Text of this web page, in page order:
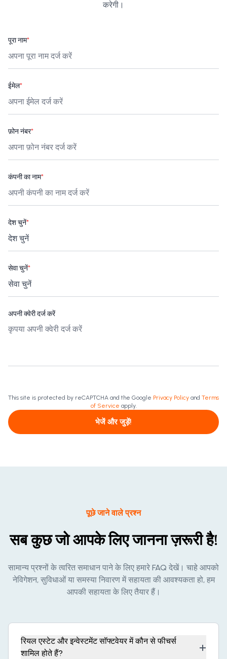
करेगी।
पूरा नाम*
ईमेल*
फ़ोन नंबर*
कंपनी का नाम*
देश चुनें*
सेवा चुनें*
अपनी क्वेरी दर्ज करें
This site is protected by reCAPTCHA and the Google Privacy Policy and Terms
of Service apply.
भेजें और जुड़ें!
पूछे जाने वाले प्रश्न
सब कुछ जो आपके लिए जानना ज़रूरी है!
सामान्य प्रश्नों के त्वरित समाधान पाने के लिए हमारे FAQ देखें। चाहे आपको
नेविगेशन, सुविधाओं या समस्या निवारण में सहायता की आवश्यकता हो, हम
आपकी सहायता के लिए तैयार हैं।
रियल एस्टेट और इन्वेस्टमेंट सॉफ्टवेयर में कौन से फीचर्स
शामिल होते हैं?
+